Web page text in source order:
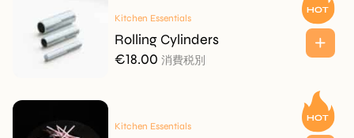
Kitchen Essentials
Rolling Cylinders
€18.00 消費税別
Kitchen Essentials